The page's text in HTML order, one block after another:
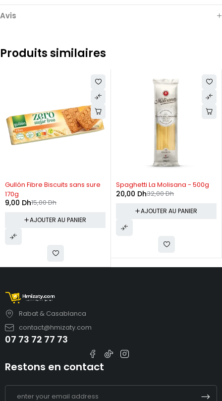
Avis
Produits similaires
-40%
Gullón Fibre Biscuits sans sure
170g
15,00Dh
9,00 Dh
AJOUTER AU PANIER
-37%
Spaghetti La Molisana - 500g
32,00Dh
20,00 Dh
AJOUTER AU PANIER
Rabat & Casablanca
contact@hmizaty.com
07 73 72 77 73
Restons en contact